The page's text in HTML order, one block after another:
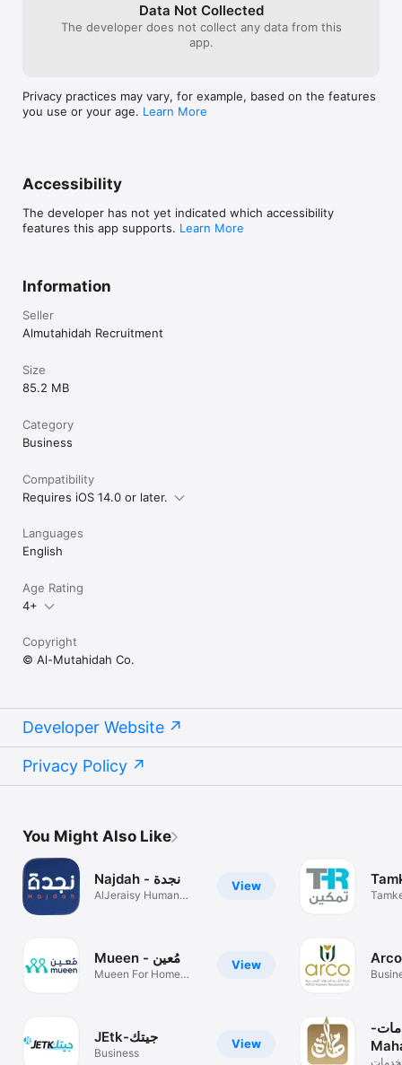
Data Not Collected
The developer does not collect any data from this
app.
Privacy practices may vary, for example, based on the features
you use or your age. Learn More
Accessibility
The developer has not yet indicated which accessibility
features this app supports. Learn More
Information
Seller
Almutahidah Recruitment
Size
85.2 MB
Category
Business
Compatibility
Requires iOS 14.0 or later.
Languages
English
Age Rating
4+
Copyright
© Al-Mutahidah Co.
Developer Website
Privacy Policy
You Might Also Like
View نجدة - Najdah
AlJeraisy Human
View Mueen - مُعين
Mueen For Home
View JEtk-جيتك
Business